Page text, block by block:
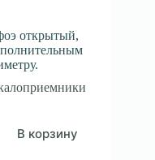
открытый,
В корзину